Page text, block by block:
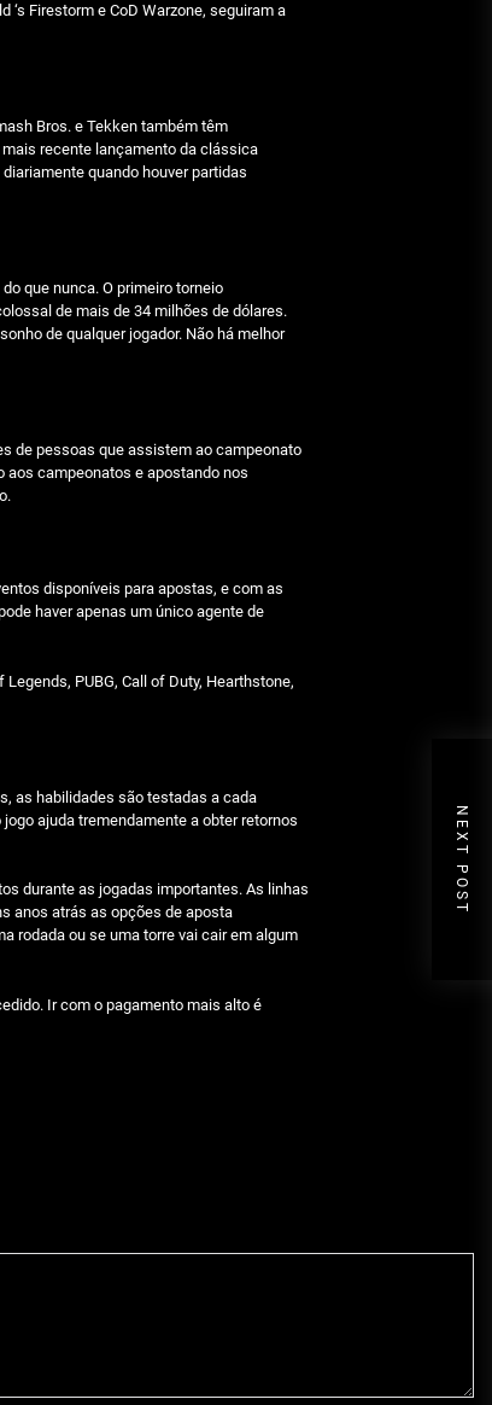
Firestorm e CoD Warzone, seguiram a
Bros. e Tekken também têm
recente lançamento da clássica
quando houver partidas
que nunca. O primeiro torneio
de mais de 34 milhões de dólares.
de qualquer jogador. Não há melhor
de pessoas que assistem ao campeonato
aos campeonatos e apostando nos
disponíveis para apostas, e com as
haver apenas um único agente de
PUBG, Call of Duty, Hearthstone,
as habilidades são testadas a cada
ajuda tremendamente a obter retornos
durante as jogadas importantes. As linhas
anos atrás as opções de aposta
rodada ou se uma torre vai cair em algum
Ir com o pagamento mais alto é
NEXT POST